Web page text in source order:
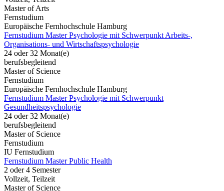
Master of Arts
Fernstudium
Europäische Fernhochschule Hamburg
Fernstudium Master Psychologie mit Schwerpunkt Arbeits-,
Organisations- und Wirtschaftspsychologie
24 oder 32 Monat(e)
berufsbegleitend
Master of Science
Fernstudium
Europäische Fernhochschule Hamburg
Fernstudium Master Psychologie mit Schwerpunkt
Gesundheitspsychologie
24 oder 32 Monat(e)
berufsbegleitend
Master of Science
Fernstudium
IU Fernstudium
Fernstudium Master Public Health
2 oder 4 Semester
Vollzeit, Teilzeit
Master of Science